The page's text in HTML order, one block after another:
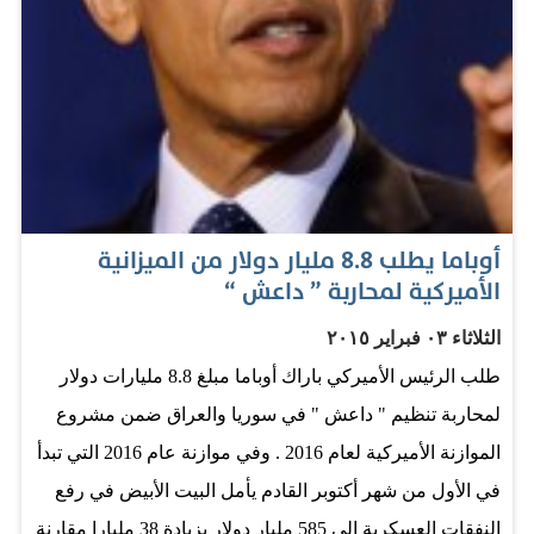
بصراحة«. ورداً على سؤال عن الحياة بشكل عام في البيت
الأبيض، قال إنه مر وقت طويل منذ آخر مرة قاد فيها سيارة أو
أعد وجبة طعام. وفي إشارة مازحة مع الأشخاص الذين
يعتقدون أنه لم يولد في الولايات المتحدة، ذكر الرئيس
الأميركي: »في كينيا قائد السيارة يجلس في الجهة الأخرى«.
المصدر: لوس انجليس - رويترز
أوباما يطلب 8.8 مليار دولار من الميزانية
الأميركية لمحاربة ” داعش “
الثلاثاء ٠٣ فبراير ٢٠١٥
طلب الرئيس الأميركي باراك أوباما مبلغ 8.8 مليارات دولار
لمحاربة تنظيم " داعش " في سوريا والعراق ضمن مشروع
الموازنة الأميركية لعام 2016 . وفي موازنة عام 2016 التي تبدأ
في الأول من شهر أكتوبر القادم يأمل البيت الأبيض في رفع
النفقات العسكرية إلى 585 مليار دولار بزيادة 38 مليارا مقارنة